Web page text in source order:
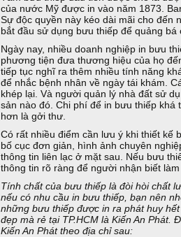
của nước Mỹ được in vào năm 1873.
Sự độc quyền này kéo dài mãi cho đến
bắt đầu sử dụng bưu thiếp để quảng bá
Ngày nay, nhiều doanh nghiệp in bưu
phương tiện đưa thương hiệu của họ
tiếp tục nghĩ ra thêm nhiều tính năng
để nhắc bệnh nhân về ngày tái khám.
khép lại. Và người quản lý nhà đất sử
sản nào đó. Chi phí để in bưu thiếp
hơn là gởi thư.
Có rất nhiều điểm cần lưu ý khi thiết kế
bố cục đơn giản, hình ảnh chuyên
thông tin liên lạc ở mặt sau. Nếu bưu
thông tin rõ ràng để người nhận biết
Tính chất của bưu thiếp là đòi hòi chất
nếu có nhu cầu in bưu thiếp, bạn nên
những bưu thiếp được in ra phát huy
đẹp mà rẻ tại TP.HCM là Kiến An Phát.
Kiến An Phát theo địa chỉ sau: